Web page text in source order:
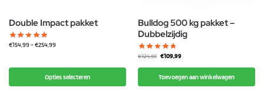
Double Impact pakket
€154,99 - €254,99
Opties selecteren
Bulldog 500 kg pakket –
Dubbelzijdig
€124,99 €109,99
Toevoegen aan winkelwagen